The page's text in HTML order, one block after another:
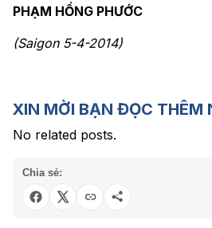
PHẠM HỒNG PHƯỚC
(Saigon 5-4-2014)
XIN MỜI BẠN ĐỌC THÊM
No related posts.
Chia sẻ: